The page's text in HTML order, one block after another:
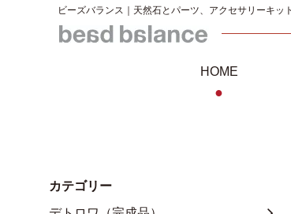
ビーズバランス｜天然石とパーツ、アクセサリーキッ
HOME
●
カテゴリー